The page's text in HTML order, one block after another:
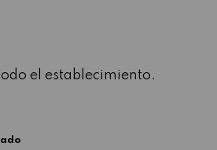
el establecimiento.